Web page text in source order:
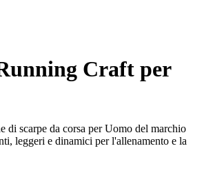
Craft per
di scarpe da corsa per Uomo del marchio
leggeri e dinamici per l'allenamento e la